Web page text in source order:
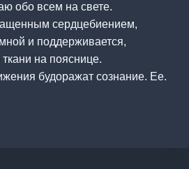
обо всем на свете.
сердцебиением,
и поддерживается,
на пояснице.
будоражат сознание. Ее.